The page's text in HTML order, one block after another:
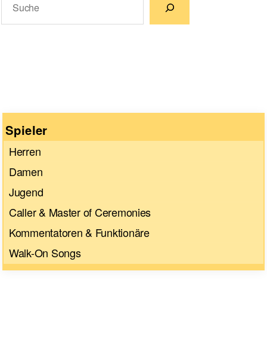
Spieler
Herren
Damen
Jugend
Caller & Master of Ceremonies
Kommentatoren & Funktionäre
Walk-On Songs